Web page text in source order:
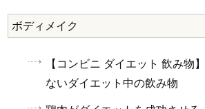
ボディメイク
【コンビニ ダイエット 飲み物
ないダイエット中の飲み物